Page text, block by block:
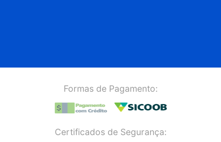
Formas de Pagamento:
Certificados de Segurança: